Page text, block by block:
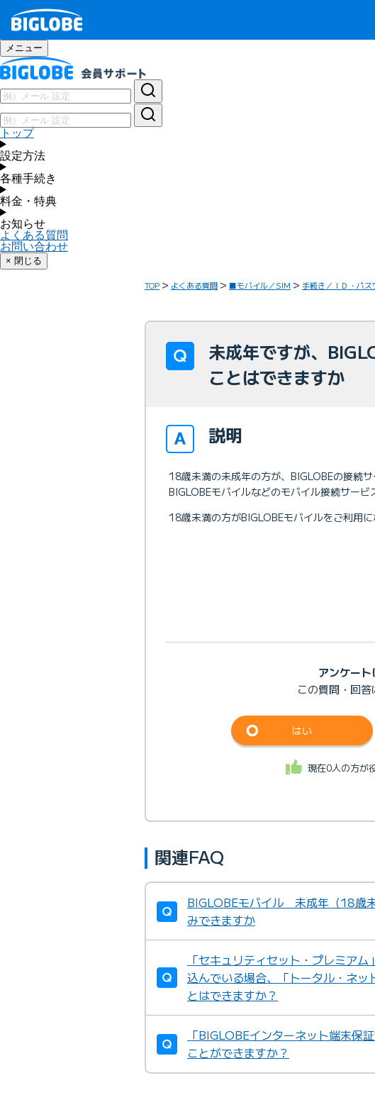
メニュー
トップ
設定方法
各種手続き
料金・特典
お知らせ
よくある質問
お問い合わせ
× 閉じる
TOP よくある質問 ■モバイル／SIM 手続き／ＩＤ・パス
未成年ですが、
ことはできますか
説明
18歳未満の未成年の方が、BIGLOBEの接続
BIGLOBEモバイルなどのモバイル接続サービ
18歳未満の方がBIGLOBEモバイルをご利用に
アンケー
この質問・回答
はい
現在0人の方が
関連FAQ
BIGLOBEモバイル 未成年（18歳
みできますか
「セキュリティセット・プレミア
込んでいる場合、「トータル・ネ
とはできますか？
「BIGLOBEインターネット端末保
ことができますか？